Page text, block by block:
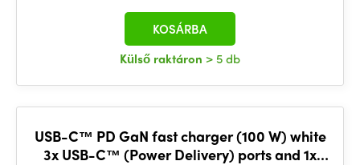
Külső raktáron > 5 db
KOSÁRBA
USB-C™ PD GaN fast charger (100 W) white
3x USB-C™ (Power Delivery) ports and 1x